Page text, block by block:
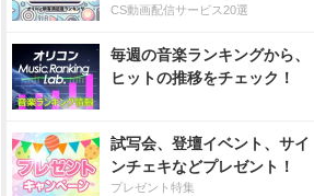
CS動画配信サービス20選
毎週の音楽ランキングから、
ヒットの推移をチェック！
試写会、登壇イベント、サイ
ンチェキなどプレゼント！
プレゼント特集